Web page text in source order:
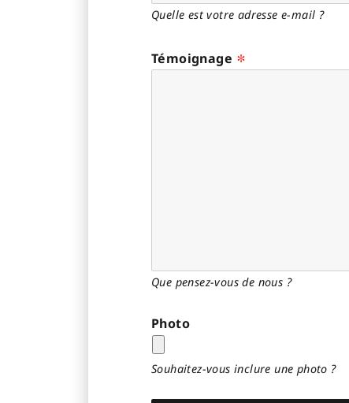
Quelle est votre adresse e-mail ?
Témoignage
Que pensez-vous de nous ?
Photo
Souhaitez-vous inclure une photo ?